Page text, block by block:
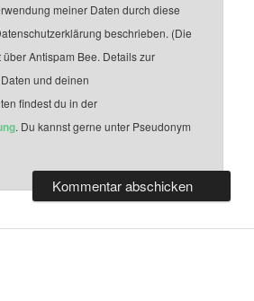
meiner Daten durch diese
beschrieben. (Die
Antispam Bee. Details zur
und deinen
findest du in der
. Du kannst gerne unter Pseudonym